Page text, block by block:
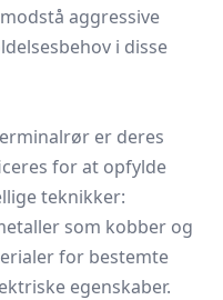
aggressive
i disse
er deres
for at opfylde
teknikker:
som kobber og
for bestemte
egenskaber.